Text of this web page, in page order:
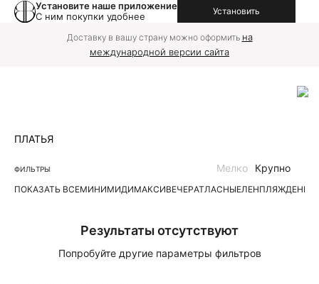
Установите наше приложение
С ним покупки удобнее
Установить
Доставку в вашу страну можно оформить на
международной версии сайта
ПЛАТЬЯ
ФИЛЬТРЫ
ПОКАЗАТЬ ВСЕМИНИМИДИМАКСИВЕЧЕРАТЛАСНЫЕЛЕНПЛЯЖДЕНИМ
Мелко Крупно
Результаты отсутствуют
Попробуйте другие параметры фильтров